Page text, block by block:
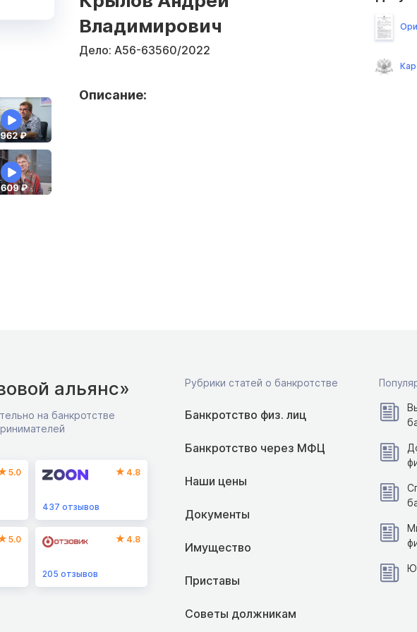
Владимирович
Дело: А56-63560/2022
Описание:
альянс»
на банкротстве
5.0 4.8
437 отзывов
5.0 4.8
205 отзывов
Рубрики статей о банкротстве
Банкротство физ. лиц
Банкротство через МФЦ
Наши цены
Документы
Имущество
Приставы
Советы должникам